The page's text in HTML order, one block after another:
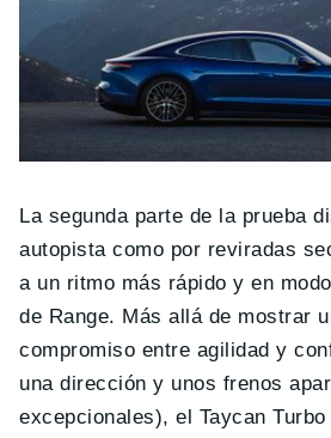
La segunda parte de la prueba
autopista como por reviradas
a un ritmo más rápido y en
de Range. Más allá de mostrar
compromiso entre agilidad y
una dirección y unos frenos
excepcionales), el Taycan